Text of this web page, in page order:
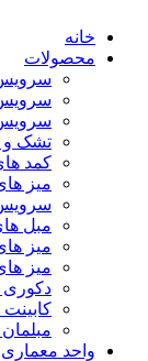
خانه
محصولات
تشک و
کمد
میز
مبل
میز
میز
دکوری
واحد